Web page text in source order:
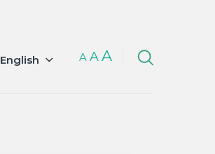
A AA
English